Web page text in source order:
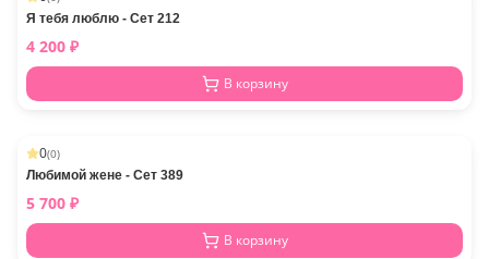
Я тебя люблю - Сет 212
4 200 ₽
В корзину
0(0)
Любимой жене - Сет 389
5 700 ₽
В корзину